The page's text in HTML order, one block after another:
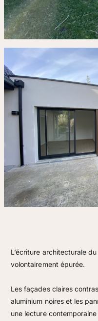
L’écriture architecturale
volontairement épurée.
Les façades claires
aluminium noires et les
une lecture